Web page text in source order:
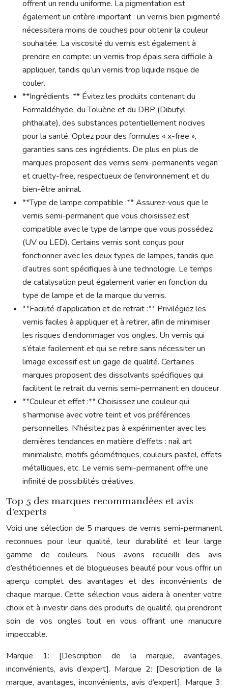
offrent un rendu uniforme. La pigmentation est
également un critère important : un vernis bien pigmenté
nécessitera moins de couches pour obtenir la couleur
souhaitée. La viscosité du vernis est également à
prendre en compte: un vernis trop épais sera difficile à
appliquer, tandis qu’un vernis trop liquide risque de
couler.
**Ingrédients :** Évitez les produits contenant du
Formaldéhyde, du Toluène et du DBP (Dibutyl
phthalate), des substances potentiellement nocives
pour la santé. Optez pour des formules « x-free »,
garanties sans ces ingrédients. De plus en plus de
marques proposent des vernis semi-permanents vegan
et cruelty-free, respectueux de l’environnement et du
bien-être animal.
**Type de lampe compatible :** Assurez-vous que le
vernis semi-permanent que vous choisissez est
compatible avec le type de lampe que vous possédez
(UV ou LED). Certains vernis sont conçus pour
fonctionner avec les deux types de lampes, tandis que
d’autres sont spécifiques à une technologie. Le temps
de catalysation peut également varier en fonction du
type de lampe et de la marque du vernis.
**Facilité d’application et de retrait :** Privilégiez les
vernis faciles à appliquer et à retirer, afin de minimiser
les risques d’endommager vos ongles. Un vernis qui
s’étale facilement et qui se retire sans nécessiter un
limage excessif est un gage de qualité. Certaines
marques proposent des dissolvants spécifiques qui
facilitent le retrait du vernis semi-permanent en douceur.
**Couleur et effet :** Choisissez une couleur qui
s’harmonise avec votre teint et vos préférences
personnelles. N’hésitez pas à expérimenter avec les
dernières tendances en matière d’effets : nail art
minimaliste, motifs géométriques, couleurs pastel, effets
métalliques, etc. Le vernis semi-permanent offre une
infinité de possibilités créatives.
Top 5 des marques recommandées et avis
d’experts
Voici une sélection de 5 marques de vernis semi-permanent
reconnues pour leur qualité, leur durabilité et leur large
gamme de couleurs. Nous avons recueilli des avis
d’esthéticiennes et de blogueuses beauté pour vous offrir un
aperçu complet des avantages et des inconvénients de
chaque marque. Cette sélection vous aidera à orienter votre
choix et à investir dans des produits de qualité, qui prendront
soin de vos ongles tout en vous offrant une manucure
impeccable.
Marque 1: [Description de la marque, avantages,
inconvénients, avis d’expert]. Marque 2: [Description de la
marque, avantages, inconvénients, avis d’expert]. Marque 3: